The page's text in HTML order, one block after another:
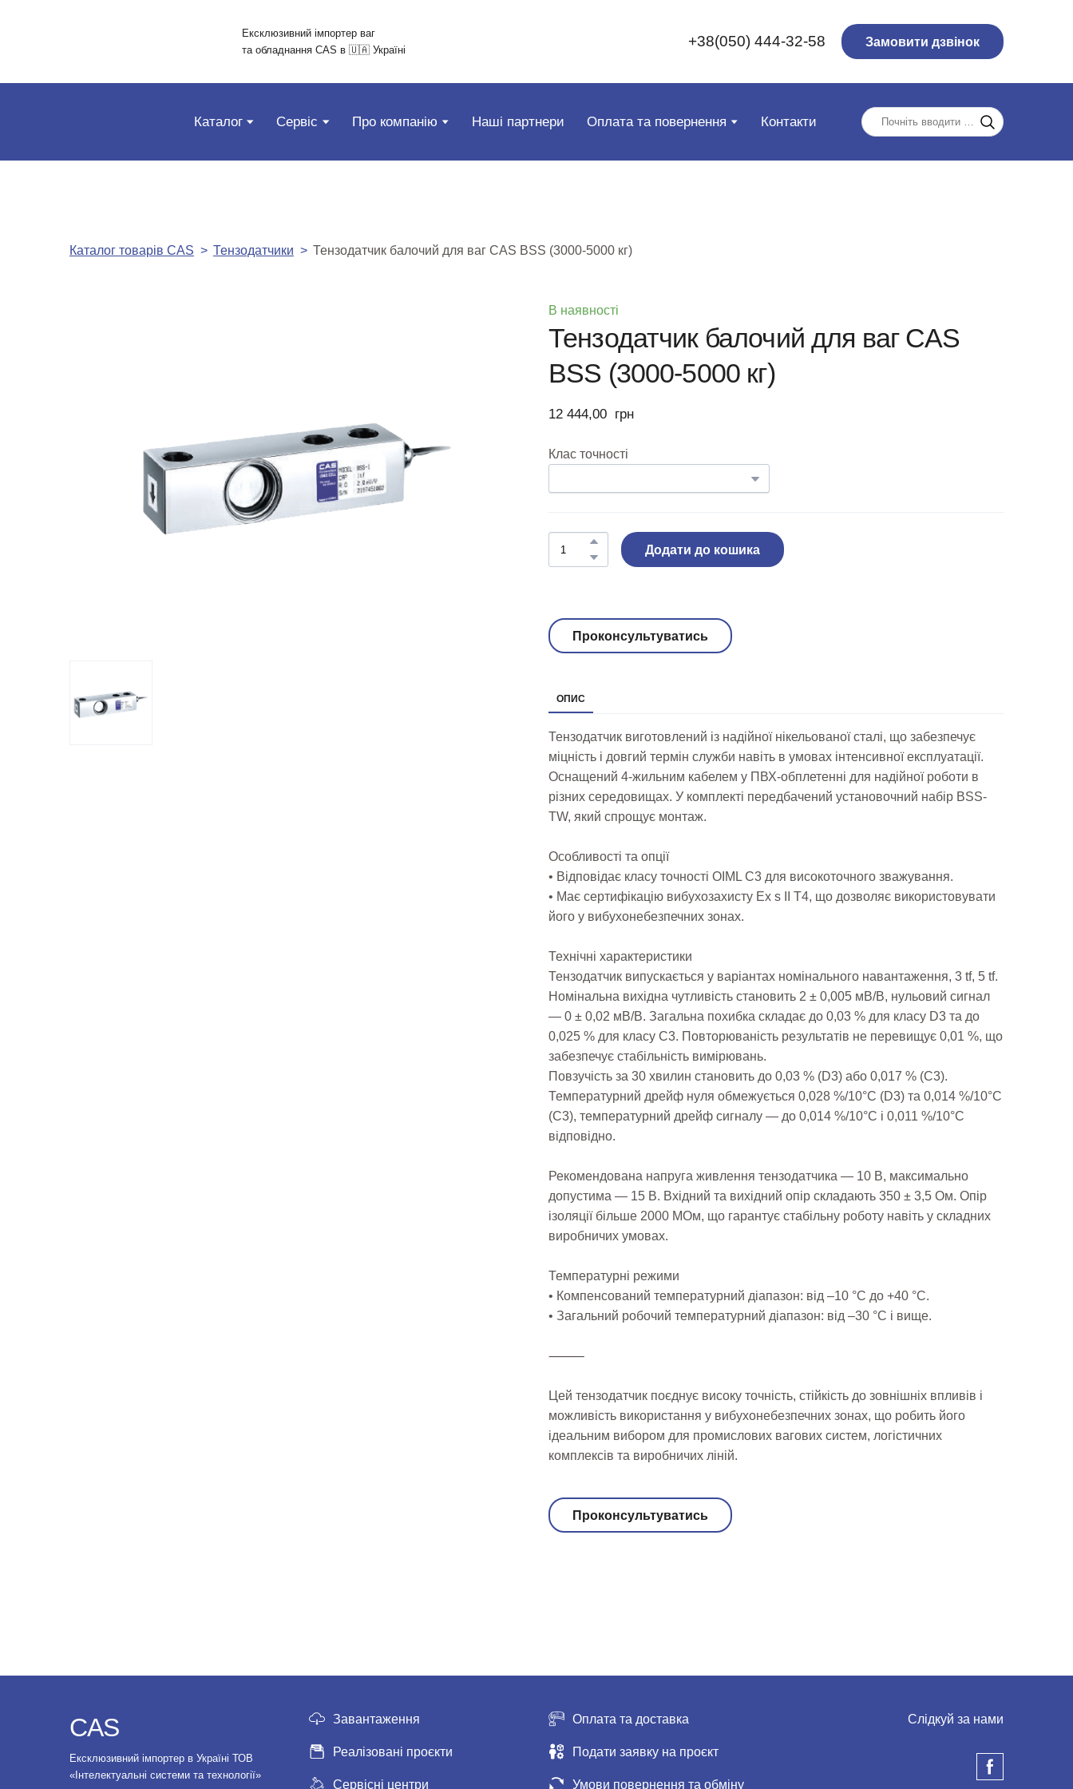
Ексклюзивний імпортер ваг
та обладнання CAS в 🇺🇦 Україні
+38(050) 444-32-58 Замовити дзвінок
Каталог Сервіс Про компанію Наші партнери Оплата та повернення Контакти
Каталог товарів CAS Тензодатчики Тензодатчик балочий для ваг CAS BSS (3000-5000 кг)
В наявності
Тензодатчик балочий для ваг CAS
BSS (3000-5000 кг)
12 444,00  грн
Клас точності
Додати до кошика
Проконсультуватись
ОПИС
Тензодатчик виготовлений із надійної нікельованої сталі, що забезпечує
міцність і довгий термін служби навіть в умовах інтенсивної експлуатації.
Оснащений 4-жильним кабелем у ПВХ-обплетенні для надійної роботи в
різних середовищах. У комплекті передбачений установочний набір BSS-
TW, який спрощує монтаж.
Особливості та опції
• Відповідає класу точності OIML C3 для високоточного зважування.
• Має сертифікацію вибухозахисту Ex s II T4, що дозволяє використовувати
його у вибухонебезпечних зонах.
Технічні характеристики
Тензодатчик випускається у варіантах номінального навантаження, 3 tf, 5 tf.
Номінальна вихідна чутливість становить 2 ± 0,005 мВ/В, нульовий сигнал
— 0 ± 0,02 мВ/В. Загальна похибка складає до 0,03 % для класу D3 та до
0,025 % для класу C3. Повторюваність результатів не перевищує 0,01 %, що
забезпечує стабільність вимірювань.
Повзучість за 30 хвилин становить до 0,03 % (D3) або 0,017 % (C3).
Температурний дрейф нуля обмежується 0,028 %/10°C (D3) та 0,014 %/10°C
(C3), температурний дрейф сигналу — до 0,014 %/10°C і 0,011 %/10°C
відповідно.
Рекомендована напруга живлення тензодатчика — 10 В, максимально
допустима — 15 В. Вхідний та вихідний опір складають 350 ± 3,5 Ом. Опір
ізоляції більше 2000 МОм, що гарантує стабільну роботу навіть у складних
виробничих умовах.
Температурні режими
• Компенсований температурний діапазон: від –10 °C до +40 °C.
• Загальний робочий температурний діапазон: від –30 °C і вище.
⸻
Цей тензодатчик поєднує високу точність, стійкість до зовнішніх впливів і
можливість використання у вибухонебезпечних зонах, що робить його
ідеальним вибором для промислових вагових систем, логістичних
комплексів та виробничих ліній.
Проконсультуватись
CAS
Ексклюзивний імпортер в Україні ТОВ
«Інтелектуальні системи та технології»
Завантаження
Реалізовані проєкти
Сервісні центри
Оплата та доставка
Подати заявку на проєкт
Умови повернення та обміну
Слідкуй за нами